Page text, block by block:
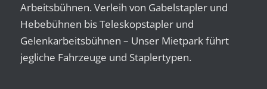
Arbeitsbühnen. Verleih von Gabelstapler und
Hebebühnen bis Teleskopstapler und
Gelenkarbeitsbühnen – Unser Mietpark führt
jegliche Fahrzeuge und Staplertypen.